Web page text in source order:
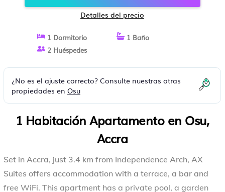
Detalles del precio
1 Dormitorio
1 Baño
2 Huéspedes
¿No es el ajuste correcto? Consulte nuestras otras
propiedades en Osu
1 Habitación Apartamento en Osu,
Accra
Set in Accra, just 3.4 km from Independence Arch, AX
Suites offers accommodation with a terrace, a bar and
free WiFi. This apartment has a private pool, a garden